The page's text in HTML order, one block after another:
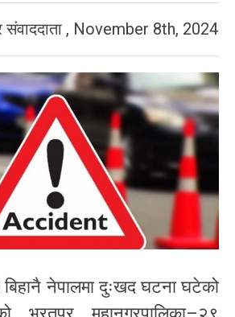
, November 8th, 2024
नेपालमा दुःखद घटना घटेको